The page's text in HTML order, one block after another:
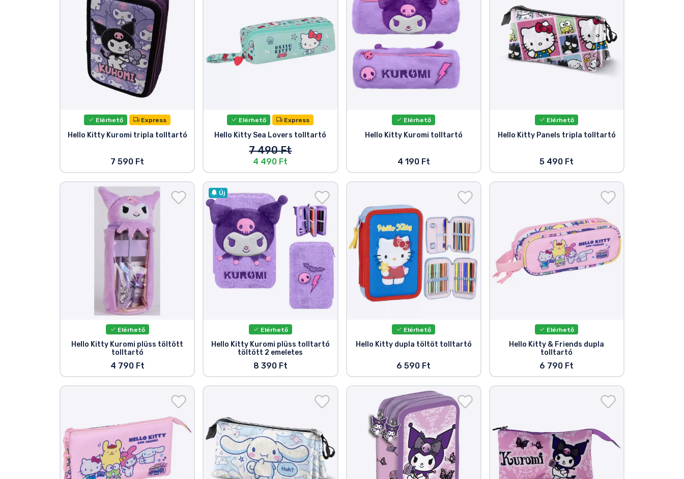
Elérhető Express
Hello Kitty Kuromi tripla tolltartó
7 590 Ft
Elérhető Express
Hello Kitty Sea Lovers tolltartó
7 490 Ft
4 490 Ft
Elérhető
Hello Kitty Kuromi tolltartó
4 190 Ft
Elérhető
Hello Kitty Panels tripla tolltartó
5 490 Ft
Elérhető
Hello Kitty Kuromi plüss töltött
tolltartó
4 790 Ft
Új
Elérhető
Hello Kitty Kuromi plüss tolltartó
töltött 2 emeletes
8 390 Ft
Elérhető
Hello Kitty dupla töltöt tolltartó
6 590 Ft
Elérhető
Hello Kitty & Friends dupla
tolltartó
6 790 Ft
Szállítás és fizetés
Sorozatos cuccok
Filmes cuccok
Animés cuccok
Sportos cuccok